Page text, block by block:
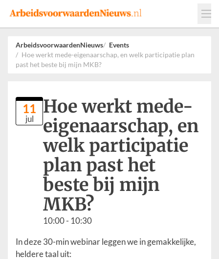
Events
Adverteren
Leveranciers
Werkgevers
ArbeidsvoorwaardenNieuws
Events
Hoe werkt mede-eigenaarschap, en welk participatie plan
past het beste bij mijn MKB?
11
jul
Hoe werkt mede-
eigenaarschap, en
welk participatie
plan past het
beste bij mijn
MKB?
10:00- 10:30
In deze 30-min webinar leggen we in gemakkelijke,
heldere taal uit: